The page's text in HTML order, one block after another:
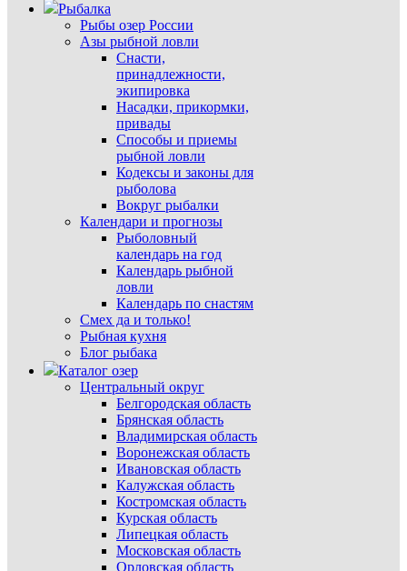
Рыбалка
Рыбы озер России
Азы рыбной ловли
Снасти,
принадлежности,
экипировка
Насадки, прикормки,
привады
Способы и приемы
рыбной ловли
Кодексы и законы для
рыболова
Вокруг рыбалки
Календари и прогнозы
Рыболовный
календарь на год
Календарь рыбной
ловли
Календарь по снастям
Смех да и только!
Рыбная кухня
Блог рыбака
Каталог озер
Центральный округ
Белгородская область
Брянская область
Владимирская область
Воронежская область
Ивановская область
Калужская область
Костромская область
Курская область
Липецкая область
Московская область
Орловская область